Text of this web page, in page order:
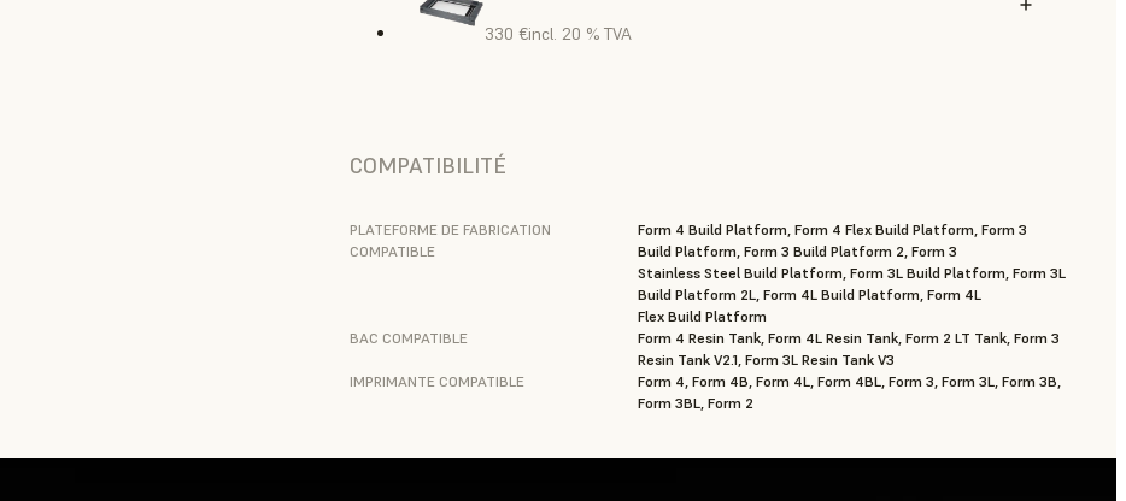
330 €incl. 20 % TVA
COMPATIBILITÉ
PLATEFORME DE FABRICATION
COMPATIBLE
Form 4 Build Platform, Form 4 Flex Build Platform, Form 3
Build Platform, Form 3 Build Platform 2, Form 3
Stainless Steel Build Platform, Form 3L Build Platform, Form 3L
Build Platform 2L, Form 4L Build Platform, Form 4L
Flex Build Platform
BAC COMPATIBLE
Form 4 Resin Tank, Form 4L Resin Tank, Form 2 LT Tank, Form 3
Resin Tank V2.1, Form 3L Resin Tank V3
IMPRIMANTE COMPATIBLE
Form 4, Form 4B, Form 4L, Form 4BL, Form 3, Form 3L, Form 3B,
Form 3BL, Form 2